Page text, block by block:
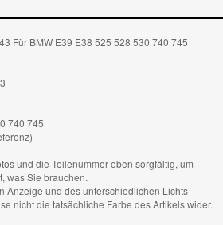
Für BMW E39 E38 525 528 530 740 745
740 745
und die Teilenummer oben sorgfältig, um
was Sie brauchen.
Anzeige und des unterschiedlichen Lichts
nicht die tatsächliche Farbe des Artikels wider.